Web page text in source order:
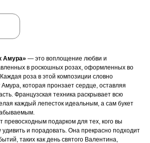
Амура» — это воплощение любви и
в роскошных розах, оформленных во
роза в этой композиции словно
которая пронзает сердце, оставляя
Французская техника раскрывает всю
каждый лепесток идеальным, а сам букет
превосходным подарком для тех, кого вы
и порадовать. Она прекрасно подходит
таких как день святого Валентина,